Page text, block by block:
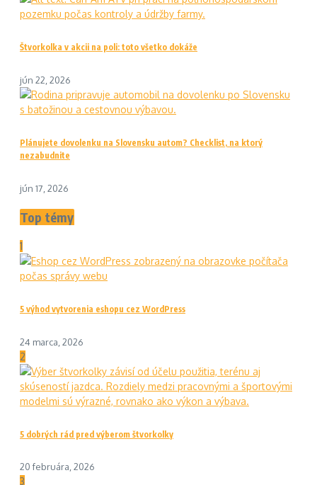
Štvorkolka v akcii na poli: toto všetko dokáže
jún 22, 2026
Plánujete dovolenku na Slovensku autom? Checklist, na ktorý
nezabudnite
jún 17, 2026
Top témy
1
5 výhod vytvorenia eshopu cez WordPress
24 marca, 2026
2
5 dobrých rád pred výberom štvorkolky
20 februára, 2026
3